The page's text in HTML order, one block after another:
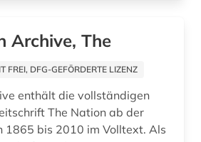
online-publikation (2)
ostasienwissenschaft (1)
Archive, The
FREI, DFG-GEFÖRDERTE LIZENZ
enthält die vollständigen
The Nation ab der
1865 bis 2010 im Volltext. Als